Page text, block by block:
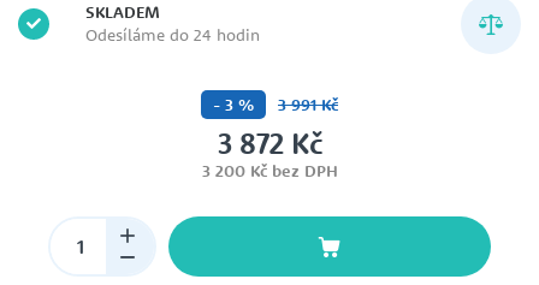
SKLADEM
Odesíláme do 24 hodin
- 3 % 3 991 Kč
3 872 Kč
3 200 Kč bez DPH